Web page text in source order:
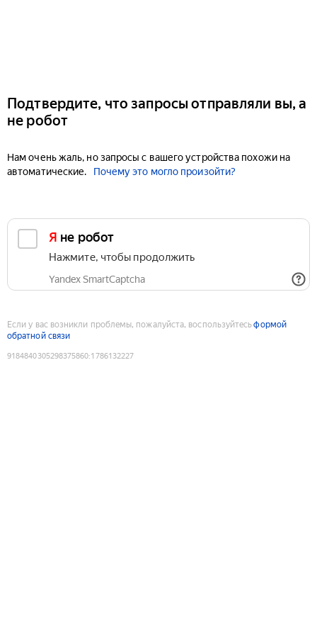
Подтвердите, что запросы отправляли вы, а
не робот
Нам очень жаль, но запросы с вашего устройства похожи на
автоматические.
Почему это могло произойти?
Я не робот
Нажмите, чтобы продолжить
Yandex SmartCaptcha
Если у вас возникли проблемы, пожалуйста, воспользуйтесьформой
обратной связи
9184840305298375860:1786132227